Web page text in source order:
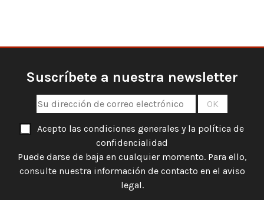
Suscríbete a nuestra newsletter
Acepto las condiciones generales y la política de
confidencialidad
Puede darse de baja en cualquier momento. Para ello,
consulte nuestra información de contacto en el aviso
legal.